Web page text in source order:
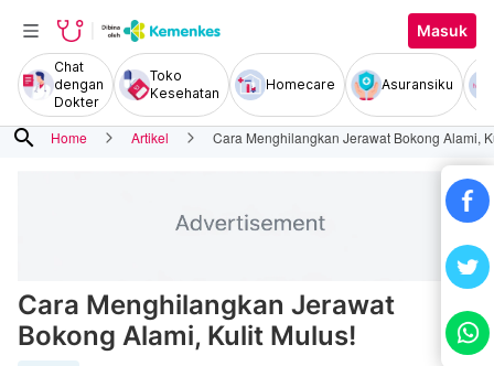
Masuk
Chat
dengan
Dokter
Toko
Kesehatan
Homecare Asuransiku
search Home Artikel Cara Menghilangkan Jerawat Bokong Alami,
Cara Menghilangkan Jerawat
Bokong Alami, Kulit Mulus!